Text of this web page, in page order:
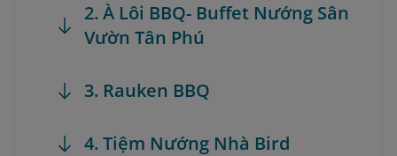
2. À Lôi BBQ- Buffet Nướng Sân
Vườn Tân Phú
3. Rauken BBQ
4. Tiệm Nướng Nhà Bird